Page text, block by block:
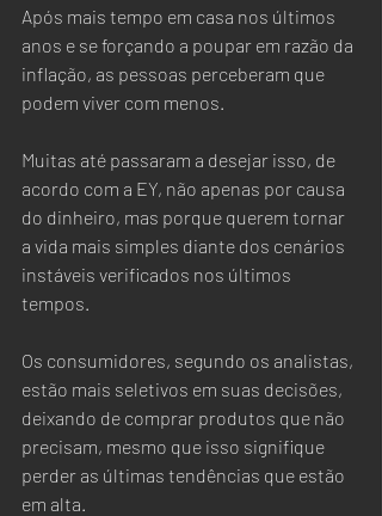
Após mais tempo em casa nos últimos
anos e se forçando a poupar em razão da
inflação, as pessoas perceberam que
podem viver com menos.
Muitas até passaram a desejar isso, de
acordo com a EY, não apenas por causa
do dinheiro, mas porque querem tornar
a vida mais simples diante dos cenários
instáveis verificados nos últimos
tempos.
Os consumidores, segundo os analistas,
estão mais seletivos em suas decisões,
deixando de comprar produtos que não
precisam, mesmo que isso signifique
perder as últimas tendências que estão
em alta.